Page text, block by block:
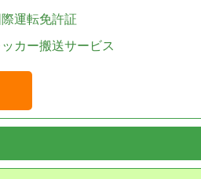
運転免許証
カー搬送サービス